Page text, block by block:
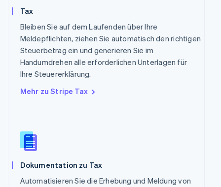
Tax
Bleiben Sie auf dem Laufenden über Ihre
Meldepflichten, ziehen Sie automatisch den richtigen
Steuerbetrag ein und generieren Sie im
Handumdrehen alle erforderlichen Unterlagen für
Ihre Steuererklärung.
Mehr zu Stripe Tax
Dokumentation zu Tax
Automatisieren Sie die Erhebung und Meldung von
English
Schweden
SvenskaEnglish
Schweiz
DeutschFrançais ItalianoEnglish
Singapur
Slowakei
Sonderverwaltungsregion Hongkong,
China
Spanien
EspañolEnglish